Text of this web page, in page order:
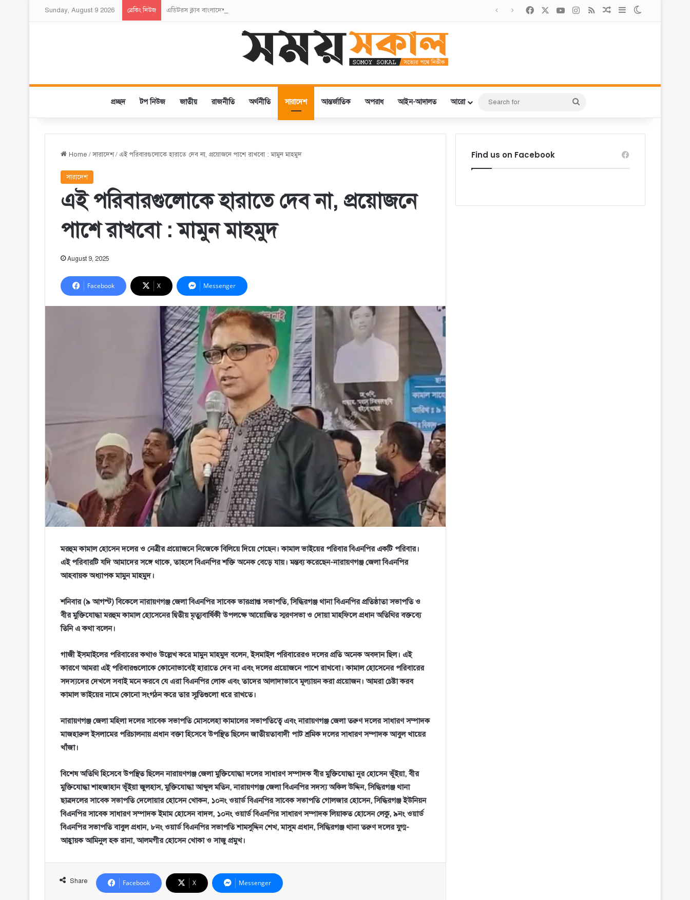
Sunday, August 9 2026 ব্রেকিং নিউজ এডিটরস ক্লাব বাংলাদেশ এর চেয়ারম্যান নজরুল ইসলাম তমিজীর সাথে জহিরুল ইসলাম বিদ্যুতের সৌজন্যে সাক্ষাৎ FacebookYouTubeInstagram
RSSRandom Article
Sidebar
প্রচ্ছদ টপ নিউজ জাতীয় রাজনীতি অর্থনীতি সারাদেশ আন্তর্জাতিক অপরাধ আইন-আদালত আরো
for
Home /সারাদেশ/এই পরিবারগুলোকে হারাতে দেব না, প্রয়োজনে পাশে রাখবো : মামুন মাহমুদ
সারাদেশ
এই পরিবারগুলোকে হারাতে দেব না, প্রয়োজনে
পাশে রাখবো : মামুন মাহমুদ
August 9, 2025
Facebook X Messenger
মরহুম কামাল হোসেন দলের ও নেত্রীর প্রয়োজনে নিজেকে বিলিয়ে দিয়ে গেছেন। কামাল ভাইয়ের পরিবার বিএনপির একটি পরিবার।
এই পরিবারটি যদি আমাদের সঙ্গে থাকে, তাহলে বিএনপির শক্তি অনেক বেড়ে যায়। মন্তব্য করেছেন-নারায়ণগঞ্জ জেলা বিএনপির
আহবায়ক অধ্যাপক মামুন মাহমুদ।
শনিবার (৯ আগস্ট) বিকেলে নারায়ণগঞ্জ জেলা বিএনপির সাবেক ভারপ্রাপ্ত সভাপতি, সিদ্ধিরগঞ্জ থানা বিএনপির প্রতিষ্ঠাতা সভাপতি ও
বীর মুক্তিযোদ্ধা মরহুম কামাল হোসেনের দ্বিতীয় মৃত্যুবার্ষিকী উপলক্ষে আয়োজিত স্মরণসভা ও দোয়া মাহফিলে প্রধান অতিথির বক্তব্যে
তিনি এ কথা বলেন।
গাজী ইসমাইলের পরিবারের কথাও উল্লেখ করে মামুন মাহমুদ বলেন, ইসমাইল পরিবারেরও দলের প্রতি অনেক অবদান ছিল। এই
কারণে আমরা এই পরিবারগুলোকে কোনোভাবেই হারাতে দেব না এবং দলের প্রয়োজনে পাশে রাখবো। কামাল হোসেনের পরিবারের
সদস্যদের দেখলে সবাই মনে করবে যে এরা বিএনপির লোক এবং তাদের আলাদাভাবে মূল্যায়ন করা প্রয়োজন। আমরা চেষ্টা করব
কামাল ভাইয়ের নামে কোনো সংগঠন করে তার স্মৃতিগুলো ধরে রাখতে।
নারায়ণগঞ্জ জেলা মহিলা দলের সাবেক সভাপতি মোসলেহা কামালের সভাপতিত্বে এবং নারায়ণগঞ্জ জেলা তরুণ দলের সাধারণ সম্পাদক
মাজহারুল ইসলামের পরিচালনায় প্রধান বক্তা হিসেবে উপস্থিত ছিলেন জাতীয়তাবাদী পাট শ্রমিক দলের সাধারণ সম্পাদক আবুল খায়ের
খাঁজা।
বিশেষ অতিথি হিসেবে উপস্থিত ছিলেন নারায়ণগঞ্জ জেলা মুক্তিযোদ্ধা দলের সাধারণ সম্পাদক বীর মুক্তিযোদ্ধা নুর হোসেন ভূঁইয়া, বীর
মুক্তিযোদ্ধা শাহজাহান ভূঁইয়া জুলহাস, মুক্তিযোদ্ধা আব্দুল মতিন, নারায়ণগঞ্জ জেলা বিএনপির সদস্য অকিল উদ্দিন, সিদ্ধিরগঞ্জ থানা
ছাত্রদলের সাবেক সভাপতি দেলোয়ার হোসেন খোকন, ১০নং ওয়ার্ড বিএনপির সাবেক সভাপতি গোলজার হোসেন, সিদ্ধিরগঞ্জ ইউনিয়ন
বিএনপির সাবেক সাধারণ সম্পাদক ইমাম হোসেন বাদল, ১০নং ওয়ার্ড বিএনপির সাধারণ সম্পাদক লিয়াকত হোসেন লেকু, ৯নং ওয়ার্ড
বিএনপির সভাপতি বাবুল প্রধান, ৮নং ওয়ার্ড বিএনপির সভাপতি শামসুদ্দিন শেখ, মাসুম প্রধান, সিদ্ধিরগঞ্জ থানা তরুণ দলের যুগ্ম-
আহ্বায়ক আমিনুল হক রানা, আলমগীর হোসেন খোকা ও সাজু প্রমুখ।
Share Facebook X Messenger
Find us on Facebook